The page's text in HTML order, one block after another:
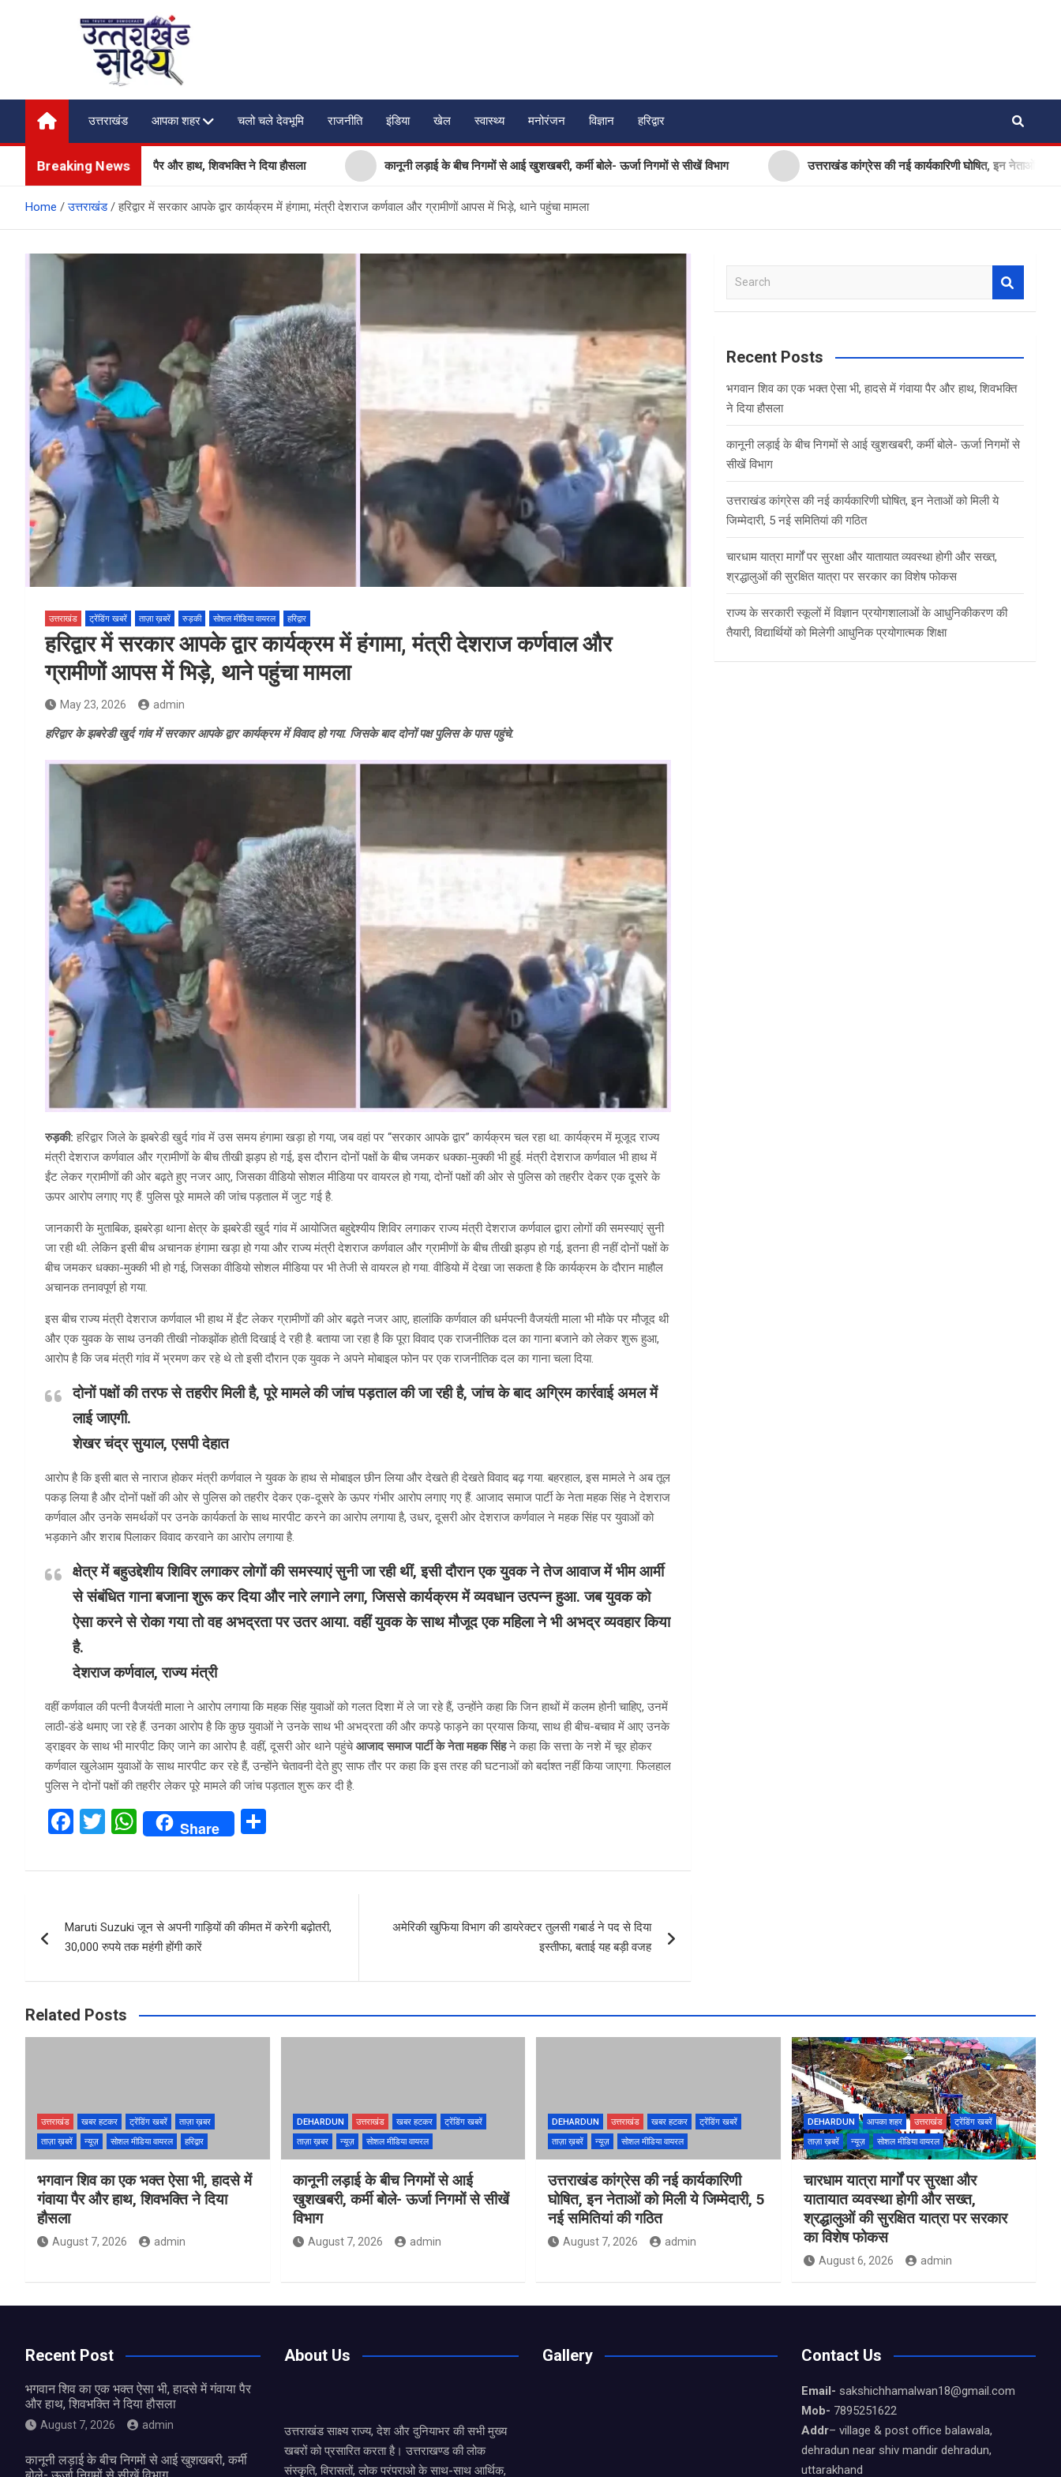
Uttarakhand Shakshya
My News Portal
उत्तराखंड
आपका शहर चलो चले देवभूमि राजनीति इंडिया खेल स्वास्थ्य मनोरंजन विज्ञान हरिद्वार
Breaking News
भी, हादसे में गंवाया पैर और हाथ, शिवभक्ति ने दिया हौसला कानूनी लड़ाई के बीच निगमों से आई खुशखबरी, कर्मी बोले- ऊर्जा निगमों से सीखें विभाग उत्तराखंड कांग्रेस की नई कार्यकारिणी घोषित, इन नेताओं को मिली ये
Home उत्तराखंड हरिद्वार में सरकार आपके द्वार कार्यक्रम में हंगामा, मंत्री देशराज कर्णवाल और ग्रामीणों आपस में भिड़े, थाने पहुंचा मामला
उत्तराखंड ट्रेंडिंग खबरें ताज़ा ख़बरें रुड़की सोशल मीडिया वायरल हरिद्वार
हरिद्वार में सरकार आपके द्वार कार्यक्रम में हंगामा, मंत्री देशराज कर्णवाल और
ग्रामीणों आपस में भिड़े, थाने पहुंचा मामला
May 23, 2026 admin
हरिद्वार के झबरेडी खुर्द गांव में सरकार आपके द्वार कार्यक्रम में विवाद हो गया. जिसके बाद दोनों पक्ष पुलिस के पास पहुंचे.
रुड़की: हरिद्वार जिले के झबरेडी खुर्द गांव में उस समय हंगामा खड़ा हो गया, जब वहां पर “सरकार आपके द्वार” कार्यक्रम चल रहा था. कार्यक्रम में मूजूद राज्य
मंत्री देशराज कर्णवाल और ग्रामीणों के बीच तीखी झड़प हो गई, इस दौरान दोनों पक्षों के बीच जमकर धक्का-मुक्की भी हुई. मंत्री देशराज कर्णवाल भी हाथ में
ईंट लेकर ग्रामीणों की ओर बढ़ते हुए नजर आए, जिसका वीडियो सोशल मीडिया पर वायरल हो गया, दोनों पक्षों की ओर से पुलिस को तहरीर देकर एक दूसरे के
ऊपर आरोप लगाए गए हैं. पुलिस पूरे मामले की जांच पड़ताल में जुट गई है.
जानकारी के मुताबिक, झबरेड़ा थाना क्षेत्र के झबरेडी खुर्द गांव में आयोजित बहुद्देश्यीय शिविर लगाकर राज्य मंत्री देशराज कर्णवाल द्वारा लोगों की समस्याएं सुनी
जा रही थी. लेकिन इसी बीच अचानक हंगामा खड़ा हो गया और राज्य मंत्री देशराज कर्णवाल और ग्रामीणों के बीच तीखी झड़प हो गई, इतना ही नहीं दोनों पक्षों के
बीच जमकर धक्का-मुक्की भी हो गई, जिसका वीडियो सोशल मीडिया पर भी तेजी से वायरल हो गया. वीडियो में देखा जा सकता है कि कार्यक्रम के दौरान माहौल
अचानक तनावपूर्ण हो गया.
इस बीच राज्य मंत्री देशराज कर्णवाल भी हाथ में ईंट लेकर ग्रामीणों की ओर बढ़ते नजर आए, हालांकि कर्णवाल की धर्मपत्नी वैजयंती माला भी मौके पर मौजूद थी
और एक युवक के साथ उनकी तीखी नोकझोंक होती दिखाई दे रही है. बताया जा रहा है कि पूरा विवाद एक राजनीतिक दल का गाना बजाने को लेकर शुरू हुआ,
आरोप है कि जब मंत्री गांव में भ्रमण कर रहे थे तो इसी दौरान एक युवक ने अपने मोबाइल फोन पर एक राजनीतिक दल का गाना चला दिया.
दोनों पक्षों की तरफ से तहरीर मिली है, पूरे मामले की जांच पड़ताल की जा रही है, जांच के बाद अग्रिम कार्रवाई अमल में
लाई जाएगी.
शेखर चंद्र सुयाल, एसपी देहात
आरोप है कि इसी बात से नाराज होकर मंत्री कर्णवाल ने युवक के हाथ से मोबाइल छीन लिया और देखते ही देखते विवाद बढ़ गया. बहरहाल, इस मामले ने अब तूल
पकड़ लिया है और दोनों पक्षों की ओर से पुलिस को तहरीर देकर एक-दूसरे के ऊपर गंभीर आरोप लगाए गए हैं. आजाद समाज पार्टी के नेता महक सिंह ने देशराज
कर्णवाल और उनके समर्थकों पर उनके कार्यकर्ता के साथ मारपीट करने का आरोप लगाया है, उधर, दूसरी ओर देशराज कर्णवाल ने महक सिंह पर युवाओं को
भड़काने और शराब पिलाकर विवाद करवाने का आरोप लगाया है.
क्षेत्र में बहुउद्देशीय शिविर लगाकर लोगों की समस्याएं सुनी जा रही थीं, इसी दौरान एक युवक ने तेज आवाज में भीम आर्मी
से संबंधित गाना बजाना शुरू कर दिया और नारे लगाने लगा, जिससे कार्यक्रम में व्यवधान उत्पन्न हुआ. जब युवक को
ऐसा करने से रोका गया तो वह अभद्रता पर उतर आया. वहीं युवक के साथ मौजूद एक महिला ने भी अभद्र व्यवहार किया
है.
देशराज कर्णवाल, राज्य मंत्री
वहीं कर्णवाल की पत्नी वैजयंती माला ने आरोप लगाया कि महक सिंह युवाओं को गलत दिशा में ले जा रहे हैं, उन्होंने कहा कि जिन हाथों में कलम होनी चाहिए, उनमें
लाठी-डंडे थमाए जा रहे हैं. उनका आरोप है कि कुछ युवाओं ने उनके साथ भी अभद्रता की और कपड़े फाड़ने का प्रयास किया, साथ ही बीच-बचाव में आए उनके
ड्राइवर के साथ भी मारपीट किए जाने का आरोप है. वहीं, दूसरी ओर थाने पहुंचेआजाद समाज पार्टी के नेता महक सिंहने कहा कि सत्ता के नशे में चूर होकर
कर्णवाल खुलेआम युवाओं के साथ मारपीट कर रहे हैं, उन्होंने चेतावनी देते हुए साफ तौर पर कहा कि इस तरह की घटनाओं को बर्दाश्त नहीं किया जाएगा. फिलहाल
पुलिस ने दोनों पक्षों की तहरीर लेकर पूरे मामले की जांच पड़ताल शुरू कर दी है.
F
ce
o
o
k
T
tt
W
h
at
A
p
p
Share
ar
navigation
Maruti Suzuki जून से अपनी गाड़ियों की कीमत में करेगी बढ़ोतरी,
30,000 रुपये तक महंगी होंगी कारें
अमेरिकी खुफिया विभाग की डायरेक्टर तुलसी गबार्ड ने पद से दिया
इस्तीफा, बताई यह बड़ी वजह
a
c
Recent Posts
भगवान शिव का एक भक्त ऐसा भी, हादसे में गंवाया पैर और हाथ, शिवभक्ति
ने दिया हौसला
कानूनी लड़ाई के बीच निगमों से आई खुशखबरी, कर्मी बोले- ऊर्जा निगमों से
सीखें विभाग
उत्तराखंड कांग्रेस की नई कार्यकारिणी घोषित, इन नेताओं को मिली ये
जिम्मेदारी, 5 नई समितियां की गठित
चारधाम यात्रा मार्गों पर सुरक्षा और यातायात व्यवस्था होगी और सख्त,
श्रद्धालुओं की सुरक्षित यात्रा पर सरकार का विशेष फोकस
राज्य के सरकारी स्कूलों में विज्ञान प्रयोगशालाओं के आधुनिकीकरण की
तैयारी, विद्यार्थियों को मिलेगी आधुनिक प्रयोगात्मक शिक्षा
Related Posts
उत्तराखंड खबर हटकर ट्रेंडिंग खबरें
ताज़ा ख़बर
ताज़ा ख़बरें
न्यूज़ सोशल मीडिया वायरल हरिद्वार
भगवान शिव का एक भक्त ऐसा भी, हादसे में
गंवाया पैर और हाथ, शिवभक्ति ने दिया
हौसला
August 7, 2026 admin
DEHARDUN उत्तराखंड खबर हटकर
ट्रेंडिंग खबरें
ताज़ा ख़बर
न्यूज़ सोशल मीडिया वायरल
कानूनी लड़ाई के बीच निगमों से आई
खुशखबरी, कर्मी बोले- ऊर्जा निगमों से सीखें
विभाग
August 7, 2026 admin
DEHARDUN उत्तराखंड खबर हटकर
ट्रेंडिंग खबरें
ताज़ा ख़बरें
न्यूज़ सोशल मीडिया वायरल
उत्तराखंड कांग्रेस की नई कार्यकारिणी
घोषित, इन नेताओं को मिली ये जिम्मेदारी, 5
नई समितियां की गठित
August 7, 2026 admin
DEHARDUN आपका शहर उत्तराखंड
ट्रेंडिंग खबरें
ताज़ा ख़बरें
न्यूज़ सोशल मीडिया वायरल
चारधाम यात्रा मार्गों पर सुरक्षा और
यातायात व्यवस्था होगी और सख्त,
श्रद्धालुओं की सुरक्षित यात्रा पर सरकार
का विशेष फोकस
August 6, 2026 admin
Recent Post
भगवान शिव का एक भक्त ऐसा भी, हादसे में गंवाया पैर
और हाथ, शिवभक्ति ने दिया हौसला
August 7, 2026 admin
कानूनी लड़ाई के बीच निगमों से आई खुशखबरी, कर्मी
About Us
उत्तराखंड साक्ष्य राज्य, देश और दुनियाभर की सभी मुख्य
खबरों को प्रसारित करता है। उत्तराखण्ड की लोक
संस्कृति, विरासतों, लोक परंपराओ के साथ-साथ आर्थिक,
Gallery Contact Us
Email- sakshichhamalwan18@gmail.com
Mob- 7895251622
Addr– village & post office balawala,
dehradun near shiv mandir dehradun,
uttarakhand